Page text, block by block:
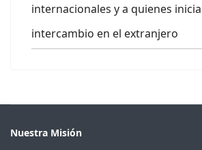
internacionales y a quienes
intercambio en el extranjero
Nuestra Misión